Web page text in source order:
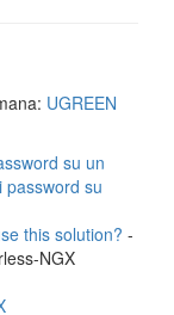
UGREEN
su un
password su
this solution? -
NGX